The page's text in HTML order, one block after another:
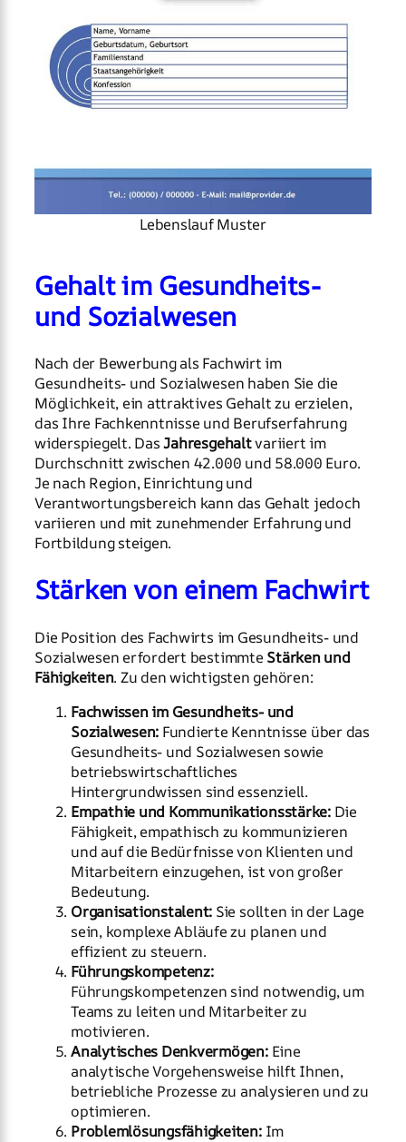
Lebenslauf Muster
Gehalt im Gesundheits-
und Sozialwesen
Nach der Bewerbung als Fachwirt im
Gesundheits- und Sozialwesen haben Sie die
Möglichkeit, ein attraktives Gehalt zu erzielen,
das Ihre Fachkenntnisse und Berufserfahrung
widerspiegelt. DasJahresgehaltvariiert im
Durchschnitt zwischen 42.000 und 58.000 Euro.
Je nach Region, Einrichtung und
Verantwortungsbereich kann das Gehalt jedoch
variieren und mit zunehmender Erfahrung und
Fortbildung steigen.
Stärken von einem Fachwirt
Die Position des Fachwirts im Gesundheits- und
Sozialwesen erfordert bestimmte Stärken und
Fähigkeiten. Zu den wichtigsten gehören:
Fachwissen im Gesundheits- und
Sozialwesen: Fundierte Kenntnisse über das
Gesundheits- und Sozialwesen sowie
betriebswirtschaftliches
Hintergrundwissen sind essenziell.
Empathie und Kommunikationsstärke:Die
Fähigkeit, empathisch zu kommunizieren
und auf die Bedürfnisse von Klienten und
Mitarbeitern einzugehen, ist von großer
Bedeutung.
Organisationstalent: Sie sollten in der Lage
sein, komplexe Abläufe zu planen und
effizient zu steuern.
Führungskompetenz:
Führungskompetenzen sind notwendig, um
Teams zu leiten und Mitarbeiter zu
motivieren.
Analytisches Denkvermögen:Eine
analytische Vorgehensweise hilft Ihnen,
betriebliche Prozesse zu analysieren und zu
optimieren.
Problemlösungsfähigkeiten:Im